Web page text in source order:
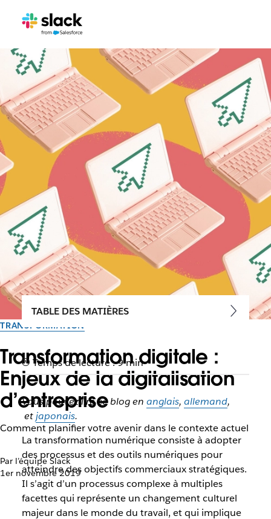
TRANSFORMATION
Transformation digitale :
Enjeux de la digitalisation
d’entreprise
Comment planifier votre avenir dans le contexte actuel
Par l’équipe Slack
1er novembre 2019
TABLE DES MATIÈRES
Temps de lecture : 9 min
Vous pouvez lire ce blog en anglais, allemand,
etjaponais.
La transformation numérique consiste à adopter
des processus et des outils numériques pour
atteindre des objectifs commerciaux stratégiques.
Il s’agit d’un processus complexe à multiples
facettes qui représente un changement culturel
majeur dans le monde du travail, et qui implique